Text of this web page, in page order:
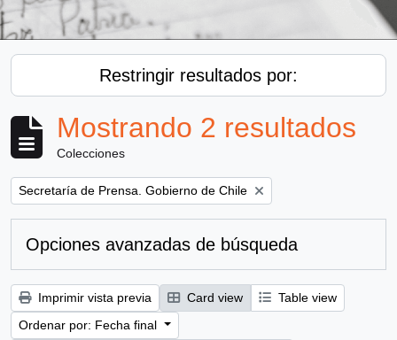
Restringir resultados por:
Mostrando 2 resultados
Colecciones
Remove filter:
Secretaría de Prensa. Gobierno de Chile
Opciones avanzadas de búsqueda
Imprimir vista previa Card view
Table view
Ordenar por: Fecha final